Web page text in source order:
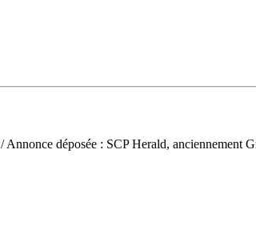
/ Annonce déposée : SCP Herald, anciennement